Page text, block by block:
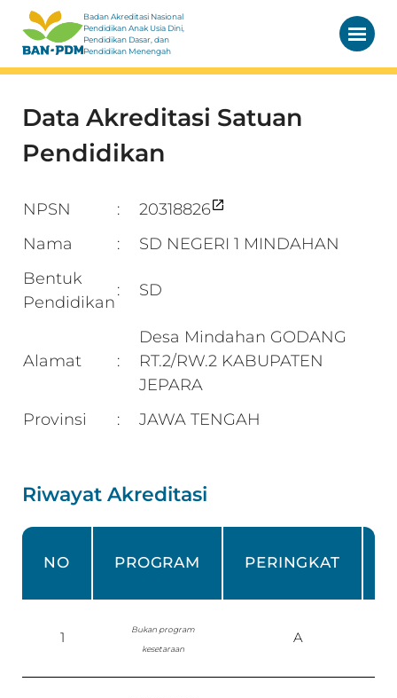
Badan Akreditasi Nasional
Pendidikan Anak Usia Dini,
Pendidikan Dasar, dan
Pendidikan Menengah
Data Akreditasi Satuan
Pendidikan
NPSN :
20318826
Nama
:
SD NEGERI 1 MINDAHAN
Bentuk
Pendidikan
: SD
Alamat :
Desa Mindahan GODANG
RT.2/RW.2 KABUPATEN
JEPARA
Provinsi
: JAWA TENGAH
Riwayat Akreditasi
NO PROGRAM PERINGKAT
1
Bukan program
kesetaraan
A